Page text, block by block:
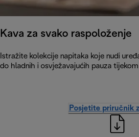
Kava za svako raspoloženje
Istražite kolekcije napitaka koje nudi
do hladnih i osvježavajućih pauza
Posjetite priručnik